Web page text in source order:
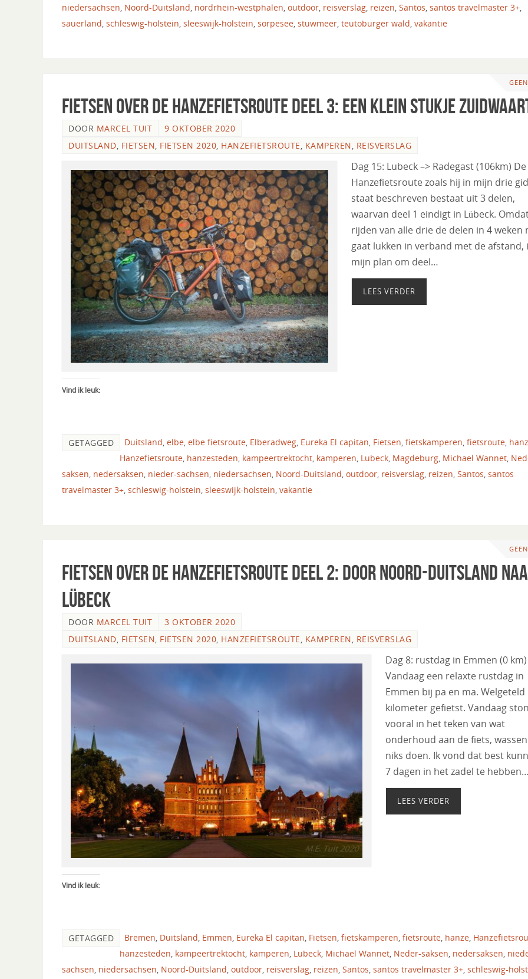
niedersachsen, Noord-Duitsland, nordrhein-westphalen, outdoor, reisverslag, reizen, Santos, santos travelmaster 3+,
sauerland, schleswig-holstein, sleeswijk-holstein, sorpesee, stuwmeer, teutoburger wald, vakantie
Fietsen over de Hanzefietsroute deel 3: een klein stukje
DOOR MARCEL TUIT
9 OKTOBER 2020
DUITSLAND FIETSEN FIETSEN 2020 HANZEFIETSROUTE KAMPEREN REISVERSLAG
Dag 15: Lubeck –> Radegast (106km) De
Hanzefietsroute zoals hij in mijn drie
staat beschreven bestaat uit 3 delen,
waarvan deel 1 eindigt in Lübeck.
rijden van alle drie de delen in 4 weken
gaat lukken in verband met de afstand,
mijn plan om deel…
LEES VERDER
Vind ik leuk:
GETAGGED Duitsland, elbe, elbe fietsroute, Elberadweg, Eureka El capitan, Fietsen, fietskamperen, fietsroute,
Hanzefietsroute, hanzesteden, kampeertrektocht, kamperen, Lubeck, Magdeburg, Michael Wannet,
saksen, nedersaksen, nieder-sachsen, niedersachsen, Noord-Duitsland, outdoor, reisverslag, reizen, Santos, santos
travelmaster 3+, schleswig-holstein, sleeswijk-holstein, vakantie
Fietsen over de Hanzefietsroute deel 2: Door Noord-Duitsland
Lübeck
DOOR MARCEL TUIT
3 OKTOBER 2020
DUITSLAND, FIETSEN, FIETSEN 2020, HANZEFIETSROUTE, KAMPEREN, REISVERSLAG
Dag 8: rustdag in Emmen (0 km)
Vandaag een relaxte rustdag in
Emmen bij pa en ma. Welgeteld
kilometer gefietst. Vandaag
vooral in het teken van wat
onderhoud aan de fiets,
niks doen. Ik vond dat best
7 dagen in het zadel te hebben…
LEES VERDER
Vind ik leuk:
GETAGGED Bremen, Duitsland, Emmen, Eureka El capitan, Fietsen, fietskamperen, fietsroute, hanze,
hanzesteden, kampeertrektocht, kamperen, Lubeck, Michael Wannet, Neder-saksen, nedersaksen,
sachsen, niedersachsen, Noord-Duitsland, outdoor, reisverslag, reizen, Santos, santos travelmaster 3+, schleswig-